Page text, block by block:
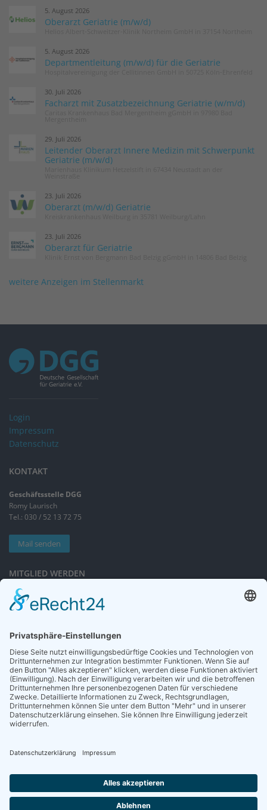
5. August 2026
Oberarzt Geriatrie (m/w/d)
5. August 2026
Departmentleitung (m/w/d) für die Geriatrie
30. Juli 2026
Facharzt mit Zusatzbezeichnung Geriatrie (w/m/d)
29. Juli 2026
Leitender Oberarzt Innere Medizin mit Schwerpunkt
Geriatrie (m/w/d)
23. Juli 2026
Oberarzt (m/w/d) Geriatrie
23. Juli 2026
Oberarzt für Geriatrie
weitere Anzeigen im Stellenmarkt
Login
Impressum
Datenschutz
KONTAKT
Geschäftsstelle DGG
Romy Laurisch
Tel.: 030 / 52 13 72 75
Mail senden
MITGLIED WERDEN
Sieben gute Gründe
für Ihre Mitgliedschaft
NEWSLETTER
Neuigkeiten rund um die Geriatrie und die DGG – regelmäßig in Ihrem
Postfach.
Die Zeitschrift für Gerontologie und Geriatrie informiert über Neues aus
unserem Fach.